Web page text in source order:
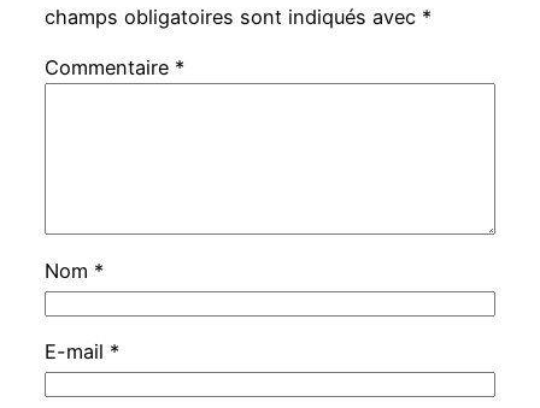
champs obligatoires sont indiqués avec *
Commentaire *
Nom *
E-mail *